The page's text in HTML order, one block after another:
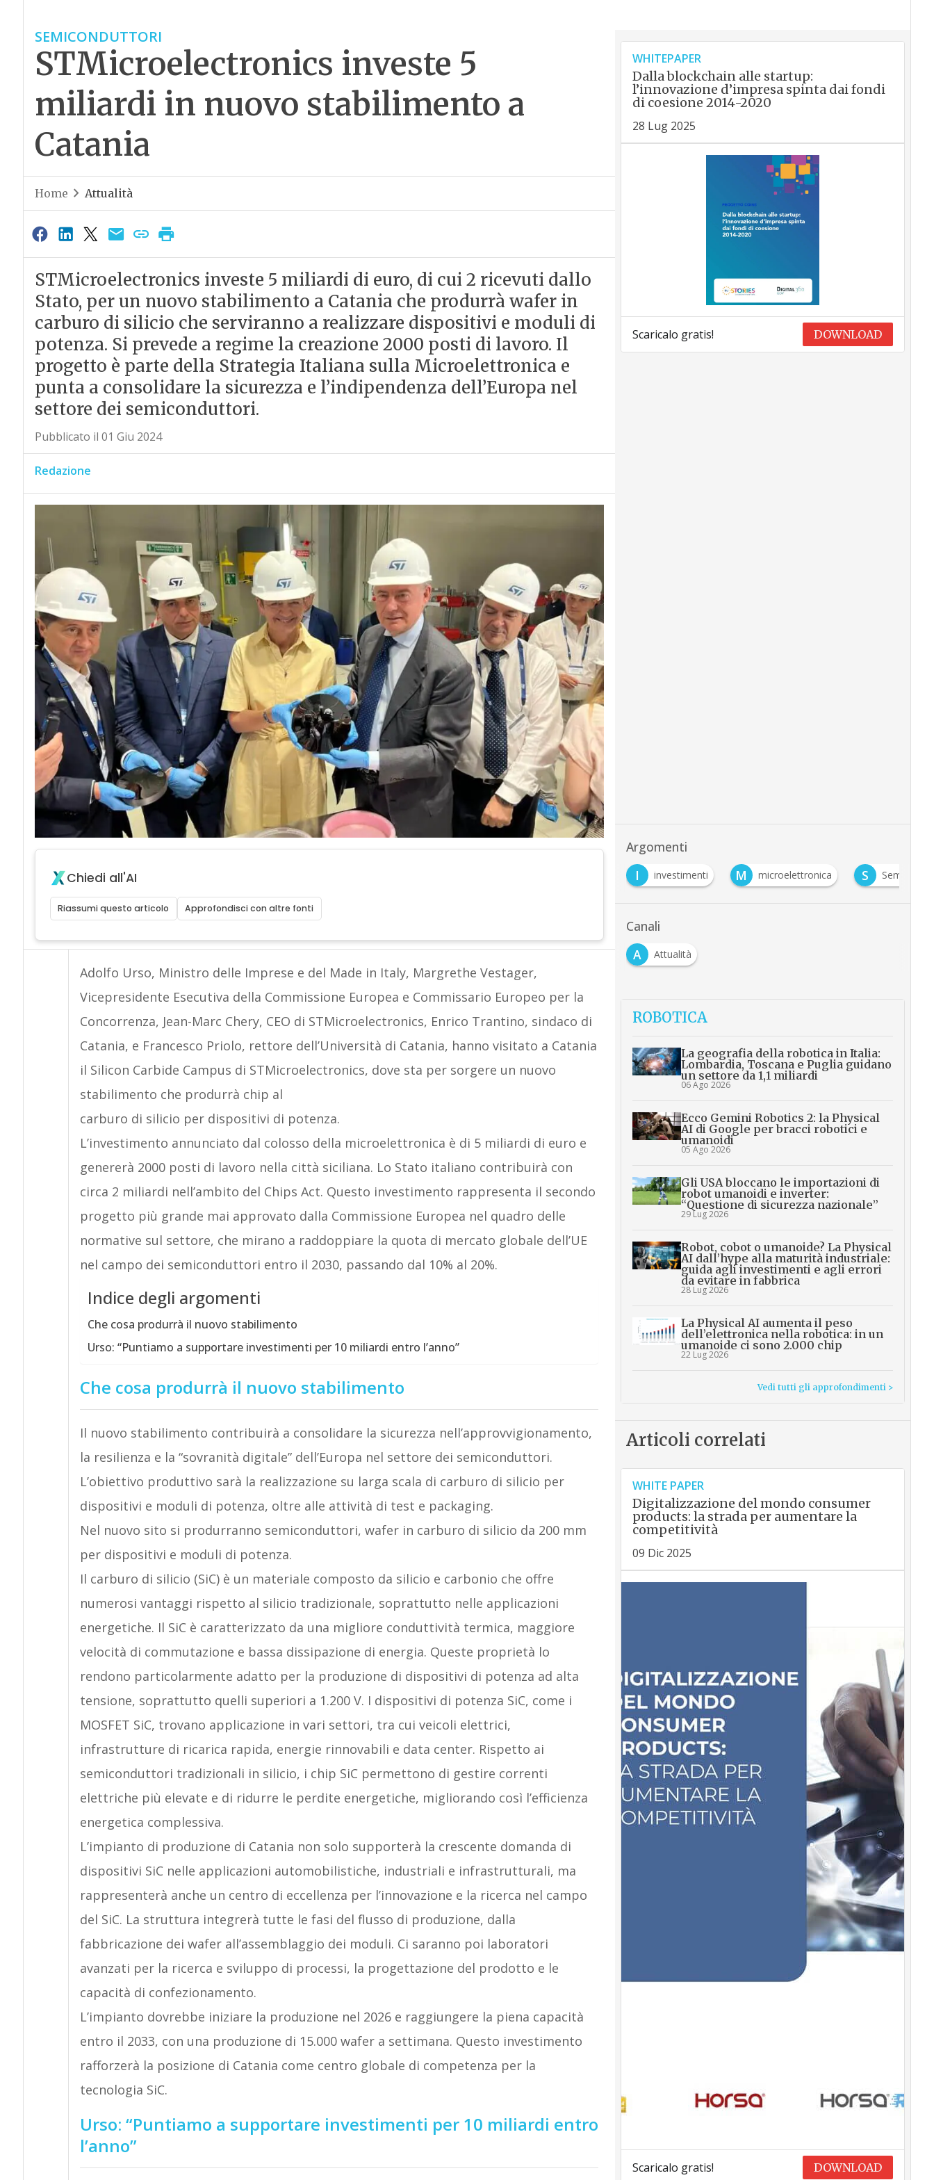
SEMICONDUTTORI
STMicroelectronics investe 5
miliardi in nuovo stabilimento a
Catania
Home Attualità
STMicroelectronics investe 5 miliardi di euro, di cui 2 ricevuti dallo
Stato, per un nuovo stabilimento a Catania che produrrà wafer in
carburo di silicio che serviranno a realizzare dispositivi e moduli di
potenza. Si prevede a regime la creazione 2000 posti di lavoro. Il
progetto è parte della Strategia Italiana sulla Microelettronica e
punta a consolidare la sicurezza e l’indipendenza dell’Europa nel
settore dei semiconduttori.
Pubblicato il 01 Giu 2024
Redazione
Chiedi all'AI
Riassumi questo articolo Approfondisci con altre fonti
Adolfo Urso, Ministro delle Imprese e del Made in Italy, Margrethe Vestager,
Vicepresidente Esecutiva della Commissione Europea e Commissario Europeo per la
Concorrenza, Jean-Marc Chery, CEO di STMicroelectronics, Enrico Trantino, sindaco di
Catania, e Francesco Priolo, rettore dell’Università di Catania, hanno visitato a Catania
il Silicon Carbide Campus di STMicroelectronics, dove sta per sorgere un nuovo
stabilimento che produrrà chip al
carburo di silicio per dispositivi di potenza.
L’investimento annunciato dal colosso della microelettronica è di 5 miliardi di euro e
genererà 2000 posti di lavoro nella città siciliana. Lo Stato italiano contribuirà con
circa 2 miliardi nell’ambito del Chips Act. Questo investimento rappresenta il secondo
progetto più grande mai approvato dalla Commissione Europea nel quadro delle
normative sul settore, che mirano a raddoppiare la quota di mercato globale dell’UE
nel campo dei semiconduttori entro il 2030, passando dal 10% al 20%.
Indice degli argomenti
Che cosa produrrà il nuovo stabilimento
Urso: “Puntiamo a supportare investimenti per 10 miliardi entro l’anno”
Che cosa produrrà il nuovo stabilimento
Il nuovo stabilimento contribuirà a consolidare la sicurezza nell’approvvigionamento,
la resilienza e la “sovranità digitale” dell’Europa nel settore dei semiconduttori.
L’obiettivo produttivo sarà la realizzazione su larga scala di carburo di silicio per
dispositivi e moduli di potenza, oltre alle attività di test e packaging.
Nel nuovo sito si produrranno semiconduttori, wafer in carburo di silicio da 200 mm
per dispositivi e moduli di potenza.
Il carburo di silicio (SiC) è un materiale composto da silicio e carbonio che offre
numerosi vantaggi rispetto al silicio tradizionale, soprattutto nelle applicazioni
energetiche. Il SiC è caratterizzato da una migliore conduttività termica, maggiore
velocità di commutazione e bassa dissipazione di energia. Queste proprietà lo
rendono particolarmente adatto per la produzione di dispositivi di potenza ad alta
tensione, soprattutto quelli superiori a 1.200 V. I dispositivi di potenza SiC, come i
MOSFET SiC, trovano applicazione in vari settori, tra cui veicoli elettrici,
infrastrutture di ricarica rapida, energie rinnovabili e data center. Rispetto ai
semiconduttori tradizionali in silicio, i chip SiC permettono di gestire correnti
elettriche più elevate e di ridurre le perdite energetiche, migliorando così l’efficienza
energetica complessiva.
L’impianto di produzione di Catania non solo supporterà la crescente domanda di
dispositivi SiC nelle applicazioni automobilistiche, industriali e infrastrutturali, ma
rappresenterà anche un centro di eccellenza per l’innovazione e la ricerca nel campo
del SiC. La struttura integrerà tutte le fasi del flusso di produzione, dalla
fabbricazione dei wafer all’assemblaggio dei moduli. Ci saranno poi laboratori
avanzati per la ricerca e sviluppo di processi, la progettazione del prodotto e le
capacità di confezionamento.
L’impianto dovrebbe iniziare la produzione nel 2026 e raggiungere la piena capacità
entro il 2033, con una produzione di 15.000 wafer a settimana. Questo investimento
rafforzerà la posizione di Catania come centro globale di competenza per la
tecnologia SiC.
Urso: “Puntiamo a supportare investimenti per 10 miliardi entro
l’anno”
WHITEPAPER
Dalla blockchain alle startup:
l’innovazione d’impresa spinta dai fondi
di coesione 2014-2020
28 Lug 2025
Scaricalo gratis! DOWNLOAD
Argomenti
I investimenti M microelettronica S
Canali
A
Attualità
ROBOTICA
La geografia della robotica in Italia:
Lombardia, Toscana e Puglia guidano
un settore da 1,1 miliardi
06 Ago 2026
Ecco Gemini Robotics 2: la Physical
AI di Google per bracci robotici e
umanoidi
05 Ago 2026
Gli USA bloccano le importazioni di
robot umanoidi e inverter:
“Questione di sicurezza nazionale”
29 Lug 2026
Robot, cobot o umanoide? La Physical
AI dall’hype alla maturità industriale:
guida agli investimenti e agli errori
da evitare in fabbrica
28 Lug 2026
La Physical AI aumenta il peso
dell’elettronica nella robotica: in un
umanoide ci sono 2.000 chip
22 Lug 2026
Vedi tutti gli approfondimenti >
Articoli correlati
WHITE PAPER
Digitalizzazione del mondo consumer
products: la strada per aumentare la
competitività
09 Dic 2025
Scaricalo gratis! DOWNLOAD